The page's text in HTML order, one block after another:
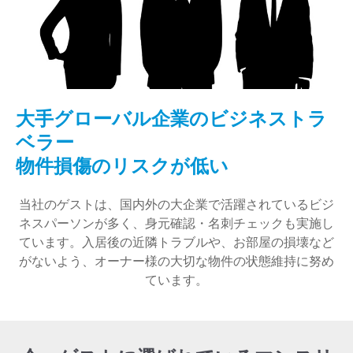
大手グローバル企業のビジネストラ
ベラー
物件損傷のリスクが低い
当社のゲストは、国内外の大企業で活躍されているビジ
ネスパーソンが多く、身元確認・名刺チェックも実施し
ています。入居後の近隣トラブルや、お部屋の損壊など
がないよう、オーナー様の大切な物件の状態維持に努め
ています。